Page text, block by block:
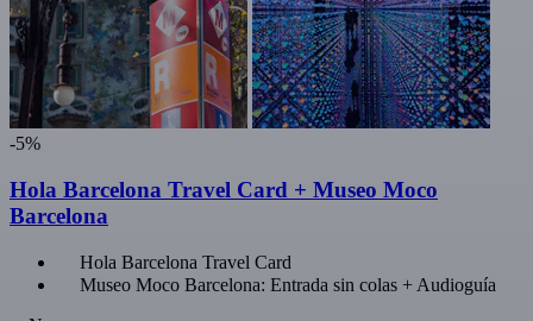
-5%
Hola Barcelona Travel Card + Museo Moco
Barcelona
Hola Barcelona Travel Card
Museo Moco Barcelona: Entrada sin colas + Audioguía